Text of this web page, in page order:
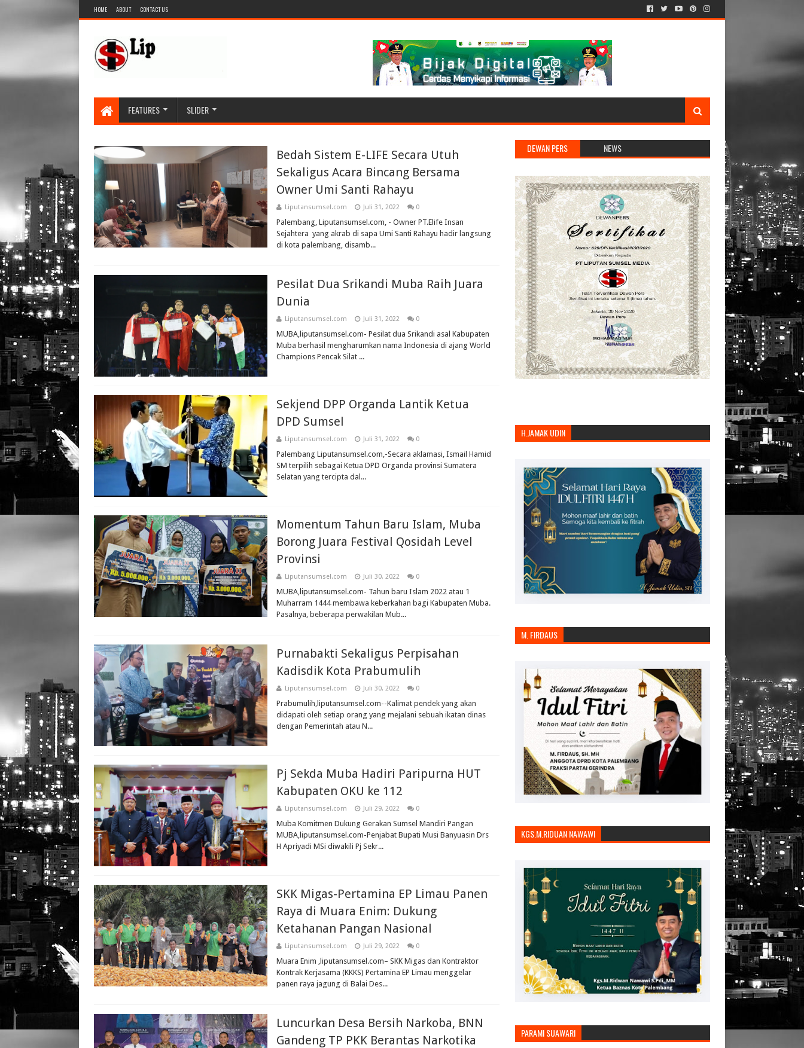
HOME ABOUT CONTACT US
FEATURES SLIDER
Bedah Sistem E-LIFE Secara Utuh
Sekaligus Acara Bincang Bersama
Owner Umi Santi Rahayu
Liputansumsel.com Juli 31, 2022 0
Palembang, Liputansumsel.com, - Owner PT.Elife Insan
Sejahtera yang akrab di sapa Umi Santi Rahayu hadir langsung
di kota palembang, disamb...
Pesilat Dua Srikandi Muba Raih Juara
Dunia
Liputansumsel.com Juli 31, 2022 0
MUBA,liputansumsel.com- Pesilat dua Srikandi asal Kabupaten
Muba berhasil mengharumkan nama Indonesia di ajang World
Champions Pencak Silat ...
Sekjend DPP Organda Lantik Ketua
DPD Sumsel
Liputansumsel.com Juli 31, 2022 0
Palembang Liputansumsel.com,-Secara aklamasi, Ismail Hamid
SM terpilih sebagai Ketua DPD Organda provinsi Sumatera
Selatan yang tercipta dal...
Momentum Tahun Baru Islam, Muba
Borong Juara Festival Qosidah Level
Provinsi
Liputansumsel.com Juli 30, 2022 0
MUBA,liputansumsel.com- Tahun baru Islam 2022 atau 1
Muharram 1444 membawa keberkahan bagi Kabupaten Muba.
Pasalnya, beberapa perwakilan Mub...
Purnabakti Sekaligus Perpisahan
Kadisdik Kota Prabumulih
Liputansumsel.com Juli 30, 2022 0
Prabumulih,liputansumsel.com--Kalimat pendek yang akan
didapati oleh setiap orang yang mejalani sebuah ikatan dinas
dengan Pemerintah atau N...
Pj Sekda Muba Hadiri Paripurna HUT
Kabupaten OKU ke 112
Liputansumsel.com Juli 29, 2022 0
Muba Komitmen Dukung Gerakan Sumsel Mandiri Pangan
MUBA,liputansumsel.com-Penjabat Bupati Musi Banyuasin Drs
H Apriyadi MSi diwakili Pj Sekr...
SKK Migas-Pertamina EP Limau Panen
Raya di Muara Enim: Dukung
Ketahanan Pangan Nasional
Liputansumsel.com Juli 29, 2022 0
Muara Enim ,liputansumsel.com– SKK Migas dan Kontraktor
Kontrak Kerjasama (KKKS) Pertamina EP Limau menggelar
panen raya jagung di Balai Des...
Luncurkan Desa Bersih Narkoba, BNN
Gandeng TP PKK Berantas Narkotika
DEWAN PERS NEWS
H.JAMAK UDIN
M. FIRDAUS
KGS.M.RIDUAN NAWAWI
PARAMI SUAWARI